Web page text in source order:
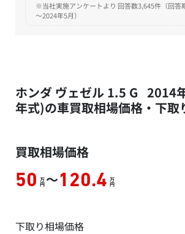
※当社実施アンケートより 回答数3,645件（回答
～2024年5月）
ホンダ ヴェゼル 1.5 G 2014
年式)の車買取相場価格・下取
買取相場価格
50 万
円 ～120.4 万
円
下取り相場価格